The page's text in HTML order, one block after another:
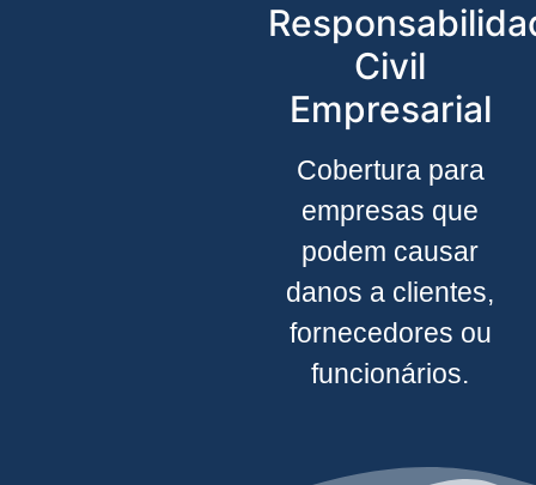
Civil
Empresarial
Cobertura para
empresas que
podem causar
danos a clientes,
fornecedores ou
funcionários.